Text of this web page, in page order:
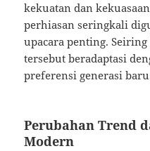
kekuatan dan
perhiasan seringkali
upacara penting.
tersebut beradaptasi
preferensi generasi
Perubahan Trend
Modern